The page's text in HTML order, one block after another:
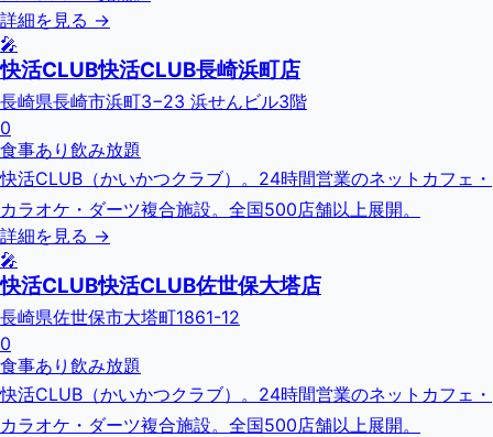
詳細を見る →
🎤
快活CLUB快活CLUB長崎浜町店
長崎県長崎市浜町3−23 浜せんビル3階
0
食事あり 飲み放題
快活CLUB（かいかつクラブ）。24時間営業のネットカフェ・
カラオケ・ダーツ複合施設。全国500店舗以上展開。
詳細を見る →
🎤
快活CLUB快活CLUB佐世保大塔店
長崎県佐世保市大塔町1861-12
0
食事あり 飲み放題
快活CLUB（かいかつクラブ）。24時間営業のネットカフェ・
カラオケ・ダーツ複合施設。全国500店舗以上展開。